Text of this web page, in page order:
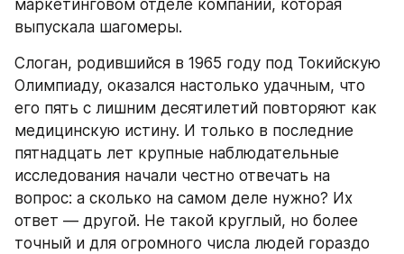
маркетинговом отделе компании, которая
выпускала шагомеры.
Слоган, родившийся в 1965 году под Токийскую
Олимпиаду, оказался настолько удачным, что
его пять с лишним десятилетий повторяют как
медицинскую истину. И только в последние
пятнадцать лет крупные наблюдательные
исследования начали честно отвечать на
вопрос: а сколько на самом деле нужно? Их
ответ — другой. Не такой круглый, но более
точный и для огромного числа людей гораздо